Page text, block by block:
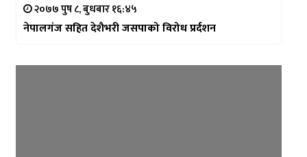
२०७७ पुष ८, बुधबार १६:४५
नेपालगंज सहित देशैभरी जसपाको विरोध प्रर्दशन